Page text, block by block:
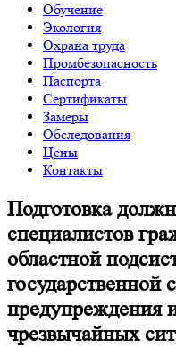
Обучение
Экология
Охрана труда
Промбезопасность
Паспорта
Сертификаты
Замеры
Обследования
Цены
Контакты
Подготовка
специалистов
областной
государственной
предупреждения
чрезвычайных